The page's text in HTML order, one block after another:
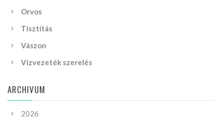
Orvos
Tisztítás
Vászon
Vízvezeték szerelés
ARCHIVUM
2026